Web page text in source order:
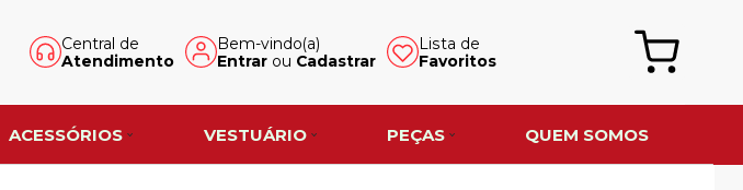
Central de
Atendimento
Bem-vindo(a)
Entrarou Cadastrar
Lista de
Favoritos
ACESSÓRIOS VESTUÁRIO PEÇAS QUEM SOMOS